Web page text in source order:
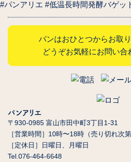
#パンアリエ #低温長時間発酵バゲッ
パンはおひとつからお取
どうぞお気軽にお問い合
パンアリエ
〒930-0985 富山市田中町3丁目1-31
［営業時間］10時〜18時（売り切れ次第
［定休日］日曜日、月曜日
Tel.076-464-6648